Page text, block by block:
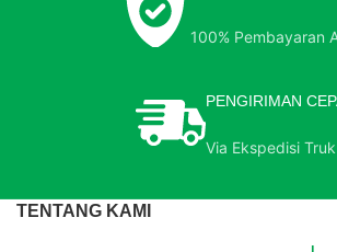
100% Pembayaran
PENGIRIMAN
Via Ekspedisi Truk
TENTANG KAMI